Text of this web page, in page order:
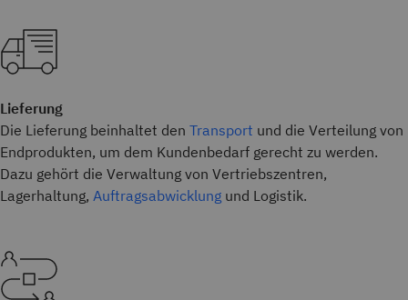
Lieferung
Die Lieferung beinhaltet den Transport und die Verteilung von
Endprodukten, um dem Kundenbedarf gerecht zu werden.
Dazu gehört die Verwaltung von Vertriebszentren,
Lagerhaltung, Auftragsabwicklung und Logistik.